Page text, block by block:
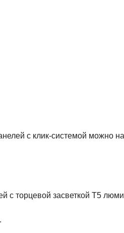
с клик-системой можно
с торцевой засветкой Т5